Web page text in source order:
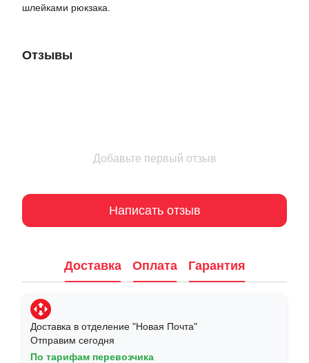
шлейками рюкзака.
Отзывы
Добавьте первый отзыв
Написать отзыв
Доставка Оплата Гарантия
Доставка в отделение "Новая Почта"
Отправим сегодня
По тарифам перевозчика